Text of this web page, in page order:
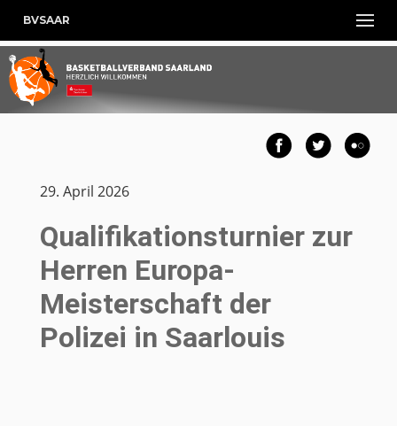
BVSAAR
29. April 2026
Qualifikationsturnier zur
Herren Europa-
Meisterschaft der
Polizei in Saarlouis